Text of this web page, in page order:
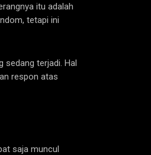
itu adalah
tetapi ini
sedang terjadi. Hal
respon atas
saja muncul